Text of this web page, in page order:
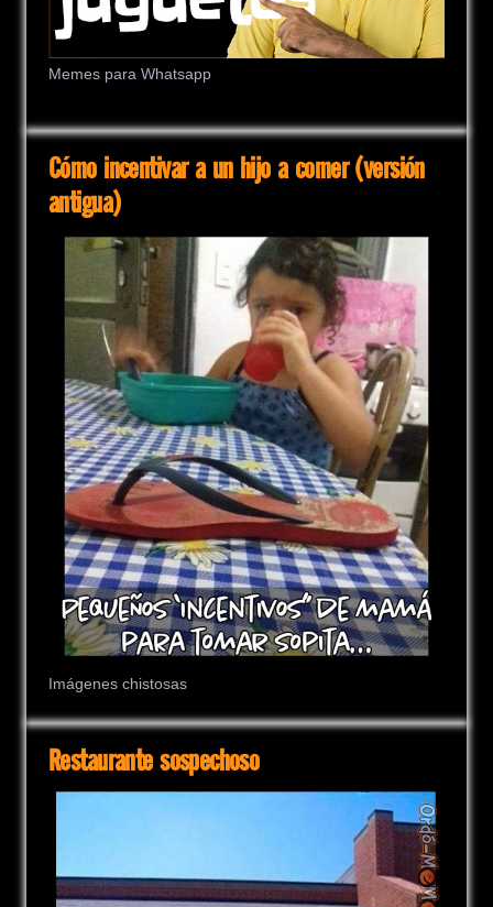
Memes para Whatsapp
Cómo incentivar a un hijo a comer (versión
antigua)
Imágenes chistosas
Restaurante sospechoso